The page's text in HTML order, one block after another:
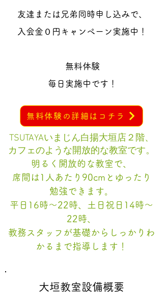
友達または兄弟同時申し込みで、
入会金０円キャンペーン実施中！
無料体験
毎日実施中です！
無料体験の詳細はコチラ
TSUTAYAいまじん白揚大垣店２階、
カフェのような開放的な教室です。
明るく開放的な教室で、
席間は1人あたり90cmとゆったり
勉強できます。
平日16時〜22時、土日祝日14時〜
22時、
教務スタッフが基礎からしっかりわ
かるまで指導します ！
大垣教室設備概要